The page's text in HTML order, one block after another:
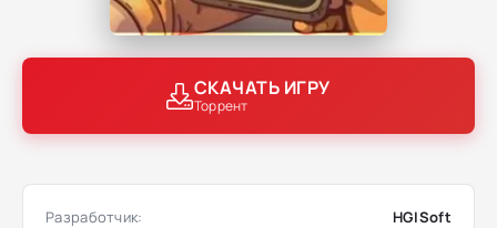
СКАЧАТЬ ИГРУ
Торрент
Разработчик:
HGISoft